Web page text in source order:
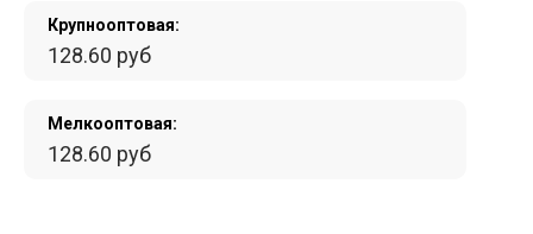
Крупнооптовая:
128.60 руб
Мелкооптовая:
128.60 руб